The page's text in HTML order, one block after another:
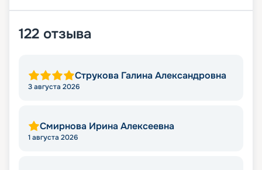
122 отзыва
Струкова Галина Александровна
3 августа 2026
Смирнова Ирина Алексеевна
1 августа 2026